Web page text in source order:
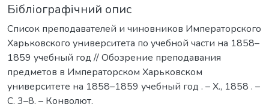
Бібліографічний опис
Список преподавателей и чиновников Императорского
Харьковского университета по учебной части на 1858–
1859 учебный год // Обозрение преподавания
предметов в Императорском Харьковском
университете на 1858–1859 учебный год . – Х., 1858 . –
С. 3–8. – Конволют.